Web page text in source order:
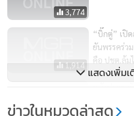
การันตีเก้าอี้รัฐมนตรีทางอ้อม
สามมิตรจะมีรัฐมนตรีถึง 3 คนในการป
ซึ่งมีกระแสข่าวว่า เหตุที่ พล.อ.ประวิตร
รัฐมนตรีอีกคน ก็เพราะไม่สามารถดึงเก้
กระทรวงพลังงานมาให้ได้ตามที่ตกลงกั
3,774
1,914
“บิ๊กตู่” เปิ
ยันพรรคร่ว
คือ ปชต.ล้ม
พลังประชา
แสดงเพิ่มเ
ข่าวในหมวดล่าสุด